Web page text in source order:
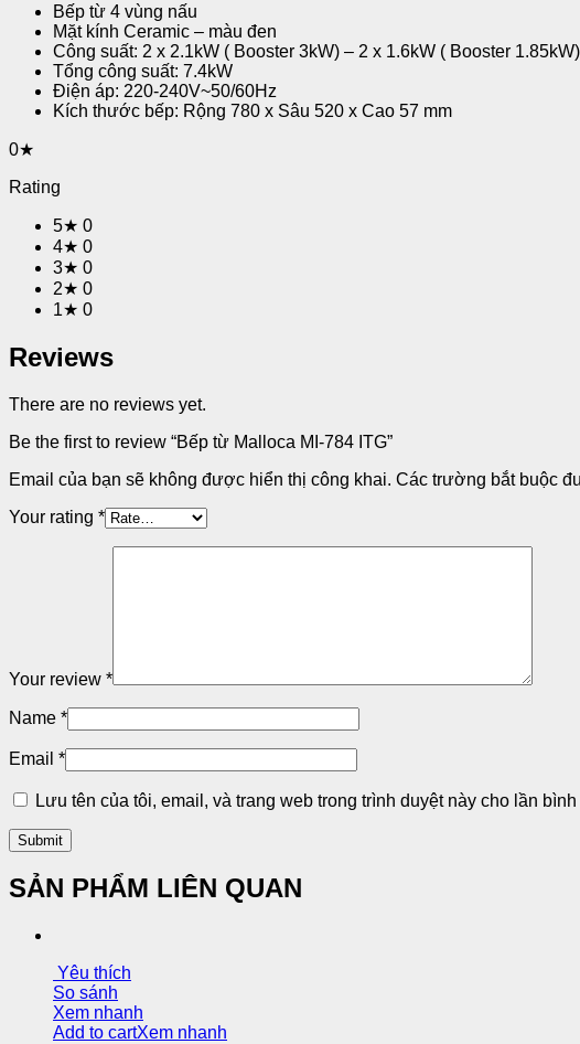
Bếp từ 4 vùng nấu
Mặt kính Ceramic – màu đen
Công suất: 2 x 2.1kW ( Booster 3kW) – 2 x 1.6kW ( Booster 1.85kW)
Tổng công suất: 7.4kW
Điện áp: 220-240V~50/60Hz
Kích thước bếp: Rộng 780 x Sâu 520 x Cao 57 mm
0★
Rating
5★ 0
4★ 0
3★ 0
2★ 0
1★ 0
Reviews
There are no reviews yet.
Be the first to review “Bếp từ Malloca MI-784 ITG”
Email của bạn sẽ không được hiển thị công khai. Các trường bắt buộc
Your rating *
Your review *
Name *
Email *
Lưu tên của tôi, email, và trang web trong trình duyệt này cho lần
SẢN PHẨM LIÊN QUAN
Yêu thích
So sánh
Xem nhanh
Add to cartXem nhanh